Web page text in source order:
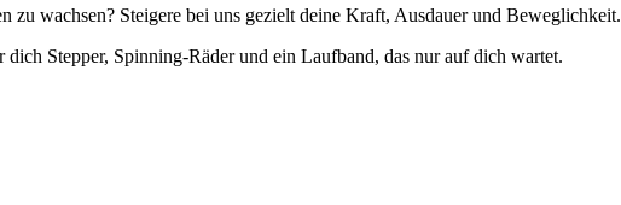
zu wachsen? Steigere bei uns gezielt deine Kraft, Ausdauer und Beweglichkeit.
Stepper, Spinning-Räder und ein Laufband, das nur auf dich wartet.